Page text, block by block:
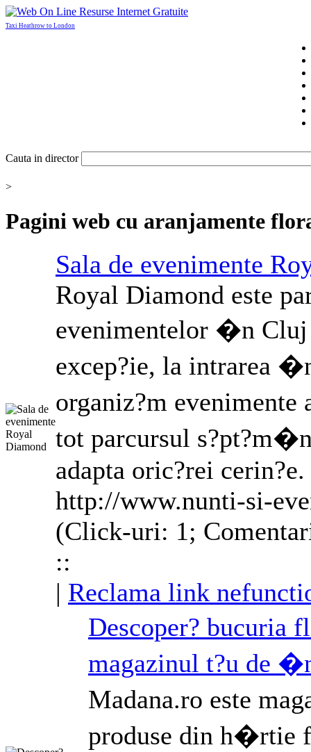
Taxi Heathrow to London
Cauta in director
>
Pagini web cu aranjamente
Sala de evenimente
Royal Diamond este
evenimentelor �n Cluj
excep?ie, la intrarea
organiz?m
tot parcursul
adapta oric?rei cerin?e.
http://www.nunti-si-
(Click-uri: 1;
::
| Reclama link
Descoper?
magazinul t?u de
Madana.ro este
produse din h�rtie